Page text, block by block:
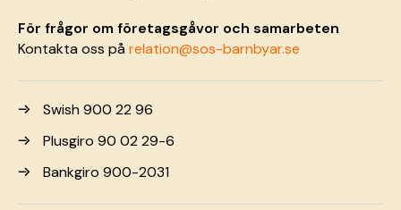
För frågor om företagsgåvor och samarbeten
Kontakta oss pårelation@sos-barnbyar.se
Swish 900 22 96
Plusgiro 90 02 29-6
Bankgiro 900-2031